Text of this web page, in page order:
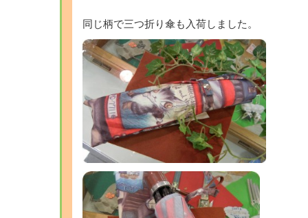
同じ柄で三つ折り傘も入荷しました。